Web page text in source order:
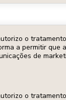
o
a permitir que
de
o